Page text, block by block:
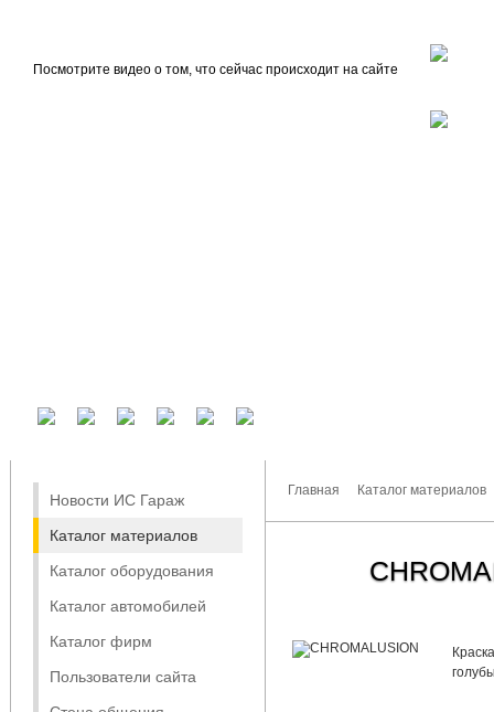
Посмотрите видео о том, что сейчас происходит на сайте
Новости ИС Гараж
Каталог материалов
Каталог оборудования
Каталог автомобилей
Каталог фирм
Пользователи сайта
Главная Каталог материалов